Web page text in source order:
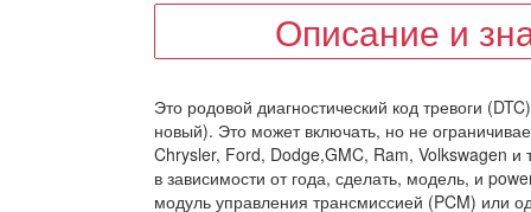
Описание и
Это родовой диагностический код тревоги
новый). Это может включать, но не
Chrysler, Ford, Dodge,GMC, Ram, Volkswagen
в зависимости от года, сделать, модель, и
модуль управления трансмиссией (PCM) или